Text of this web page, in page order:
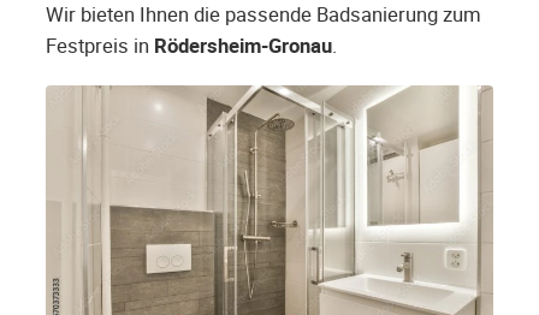
Wir bieten Ihnen die passende Badsanierung zum
Festpreis in Rödersheim-Gronau.